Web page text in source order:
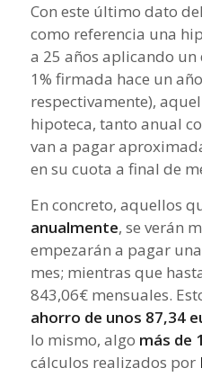
Con este último dato
como referencia una
a 25 años aplicando
1% firmada hace un
respectivamente),
hipoteca, tanto anual
van a pagar
en su cuota a final de
En concreto, aquellos
anualmente, se verán
empezarán a pagar
mes; mientras que
843,06€ mensuales.
ahorro de unos 87,34
lo mismo, algo más de
cálculos realizados por